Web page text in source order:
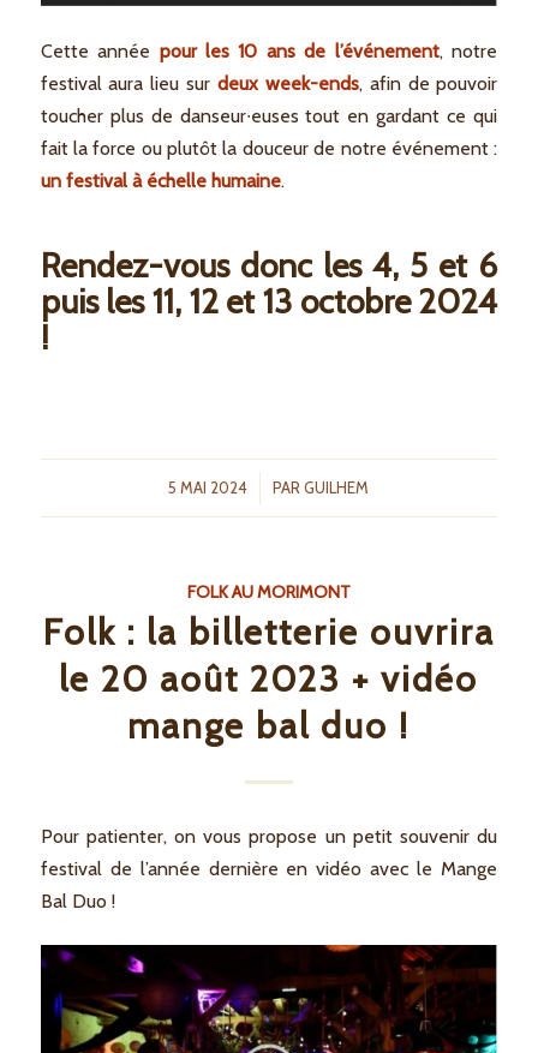
Cette année pour les 10 ans de l’événement, notre
festival aura lieu sur deux week-ends, afin de pouvoir
toucher plus de danseur∙euses tout en gardant ce qui
fait la force ou plutôt la douceur de notre événement :
un festival à échelle humaine.
Rendez-vous donc les 4, 5 et 6
puis les 11, 12 et 13 octobre 2024
!
5 MAI 2024
/ PARGUILHEM
FOLK AU MORIMONT
Folk : la billetterie ouvrira
le 20 août 2023 + vidéo
mange bal duo !
Pour patienter, on vous propose un petit souvenir du
festival de l’année dernière en vidéo avec le Mange
Bal Duo !